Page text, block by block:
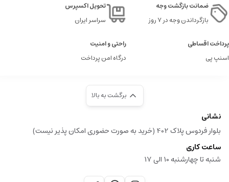
ضمانت بازگشت وجه
بازگرداندن وجه در ۷ روز
تحویل اکسپرس
سراسر ایران
پرداخت اقساطی
اسنپ پی
راحتی و امنیت
درگاه امن پرداخت
برگشت به بالا
نشانی
بلوار فردوس پلاک 402 (خرید به صورت حضوری امکان پذیر نیست)
ساعت کاری
شنبه تا چهارشنبه 10 الی 17